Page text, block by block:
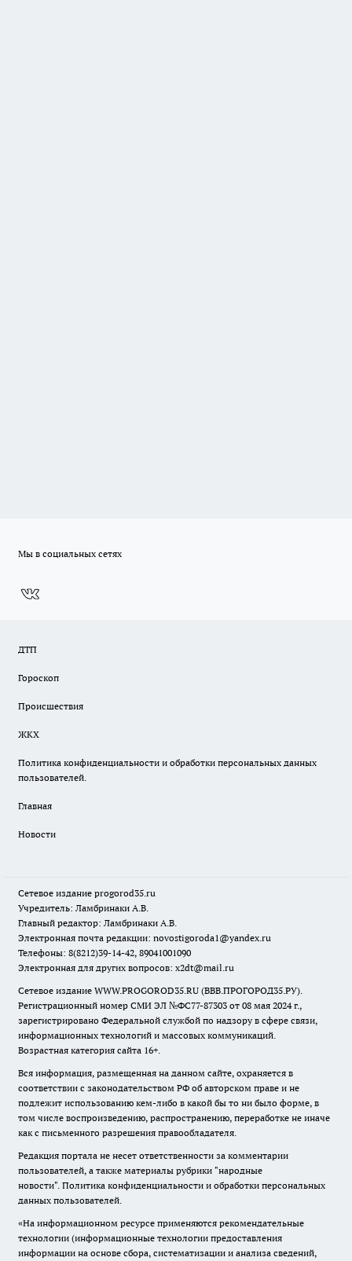
Мы в социальных сетях
ДТП
Гороскоп
Происшествия
ЖКХ
Политика конфиденциальности и обработки персональных данных
пользователей.
Главная
Новости
Сетевое издание progorod35.ru
Учредитель: Ламбринаки А.В.
Главный редактор: Ламбринаки А.В.
Электронная почта редакции: novostigoroda1@yandex.ru
Телефоны: 8(8212)39-14-42, 89041001090
Электронная для других вопросов: x2dt@mail.ru
Сетевое издание WWW.PROGOROD35.RU (ВВВ.ПРОГОРОД35.РУ).
Регистрационный номер СМИ ЭЛ №ФС77-87303 от 08 мая 2024 г.,
зарегистрировано Федеральной службой по надзору в сфере связи,
информационных технологий и массовых коммуникаций.
Возрастная категория сайта 16+.
Вся информация, размещенная на данном сайте, охраняется в
соответствии с законодательством РФ об авторском праве и не
подлежит использованию кем-либо в какой бы то ни было форме, в
том числе воспроизведению, распространению, переработке не иначе
как с письменного разрешения правообладателя.
Редакция портала не несет ответственности за комментарии
пользователей, а также материалы рубрики "народные
новости". Политика конфиденциальности и обработки персональных
данных пользователей.
«На информационном ресурсе применяются рекомендательные
технологии (информационные технологии предоставления
информации на основе сбора, систематизации и анализа сведений,